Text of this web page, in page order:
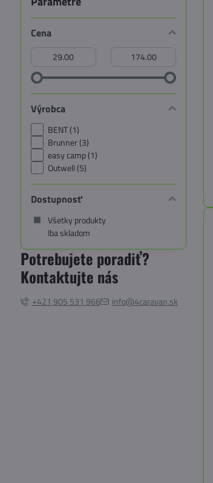
Cena
Výrobca
BENT (1)
Brunner (3)
easy camp (1)
Outwell (5)
Dostupnosť
Všetky produkty
Iba skladom
Potrebujete poradiť?
Kontaktujte nás
+421 905 531 966 info@4caravan.sk